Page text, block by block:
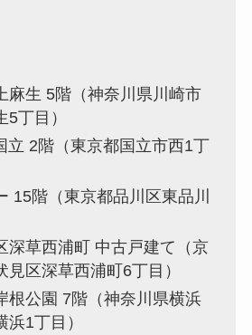
麻生 5階（神奈川県川崎市
丁目）
立 2階（東京都国立市西1丁
15階（東京都品川区東品川
深草西浦町 中古戸建て（京
見区深草西浦町6丁目）
根公園 7階（神奈川県横浜
1丁目）